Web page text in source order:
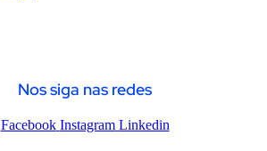
Nos siga nas redes
Facebook Instagram Linkedin